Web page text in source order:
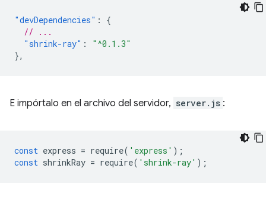
"devDependencies" :
{
// ...
"shrink-ray" :
"^0.1.3"
},
E impórtalo en el archivo del servidor, server.js :
const express = require( 'express' );
const shrinkRay = require( 'shrink-ray' );